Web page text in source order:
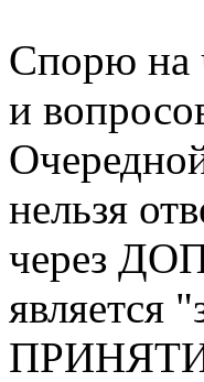
Спорю на
и
нельзя
через
является